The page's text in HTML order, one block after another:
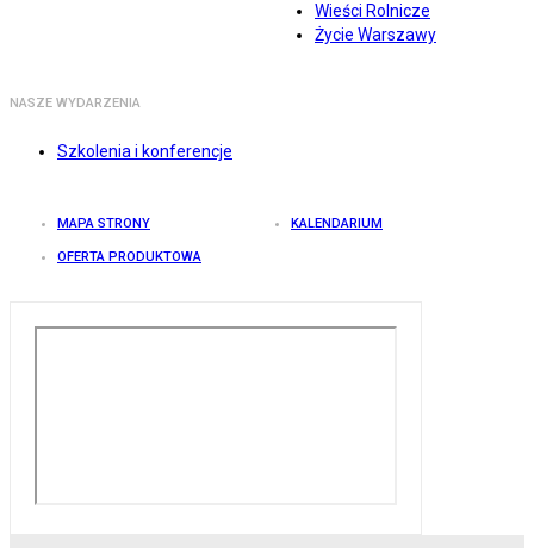
Wieści Rolnicze
Życie Warszawy
NASZE WYDARZENIA
Szkolenia i konferencje
MAPA STRONY KALENDARIUM
OFERTA PRODUKTOWA